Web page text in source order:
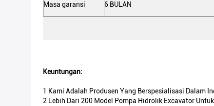
Masa garansi 6 BULAN
Keuntungan:
1 Kami Adalah Produsen Yang Berspesialisasi Dalam
2 Lebih Dari 200 Model Pompa Hidrolik Excavator